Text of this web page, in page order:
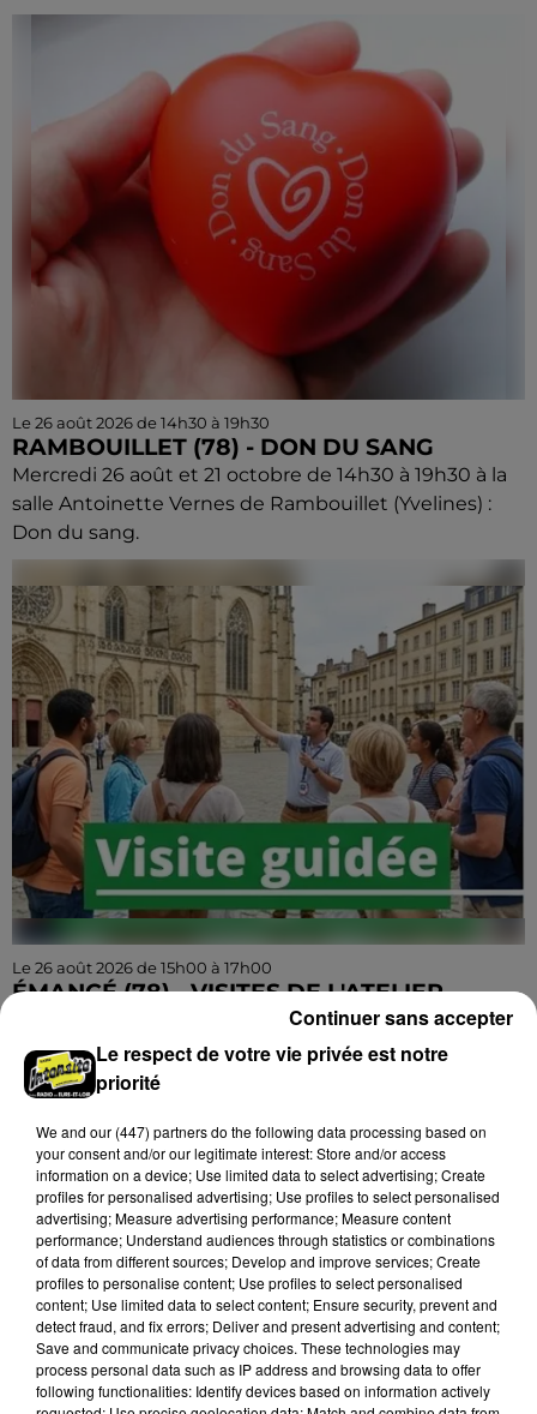
Le 26 août 2026 de 14h30 à 19h30
RAMBOUILLET (78) - DON DU SANG
Mercredi 26 août et 21 octobre de 14h30 à 19h30 à la
salle Antoinette Vernes de Rambouillet (Yvelines) :
Don du sang.
Le 26 août 2026 de 15h00 à 17h00
ÉMANCÉ (78) - VISITES DE L'ATELIER
Mercredi 26 août, samedi 12 septembre de 15h00 à
16h30 à Émancé (Yvelines) : Visites de l'atelier
Manessier. Sur inscription.
Le respect de votre vie privée est notre
priorité
We and our (447) partnersdo the following data processing based on
your consent and/or our legitimate interest: Store and/or access
information on a device; Use limited data to select advertising; Create
profiles for personalised advertising; Use profiles to select personalised
advertising; Measure advertising performance; Measure content
performance; Understand audiences through statistics or combinations
of data from different sources; Develop and improve services; Create
profiles to personalise content; Use profiles to select personalised
content; Use limited data to select content; Ensure security, prevent and
detect fraud, and fix errors; Deliver and present advertising and content;
Save and communicate privacy choices. These technologies may
process personal data such as IP address and browsing data to offer
following functionalities: Identify devices based on information actively
Continuer sans accepter